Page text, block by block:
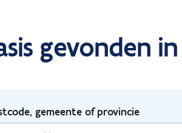
gevonden in
gemeente of provincie